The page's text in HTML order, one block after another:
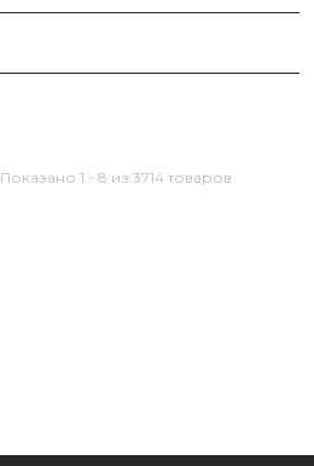
Показано 1 - 8 из 3714 товаров